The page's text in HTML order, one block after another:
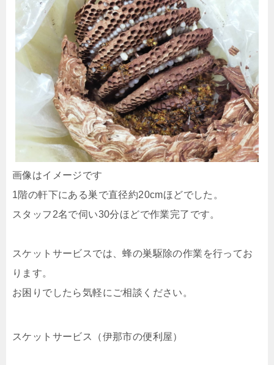
画像はイメージです
1階の軒下にある巣で直径約20cmほどでした。
スタッフ2名で伺い30分ほどで作業完了です。
スケットサービスでは、蜂の巣駆除の作業を行ってお
ります。
お困りでしたら気軽にご相談ください。
スケットサービス（伊那市の便利屋）